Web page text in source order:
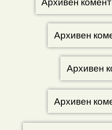
Архивен
Архивен
Архивен
Архивен